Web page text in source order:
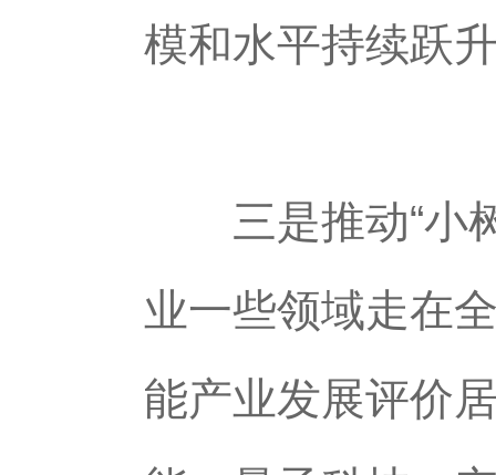
模和水平持续跃
三是推动“小树
业一些领域走在
能产业发展评价